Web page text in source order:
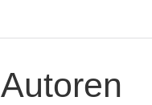
Autoren